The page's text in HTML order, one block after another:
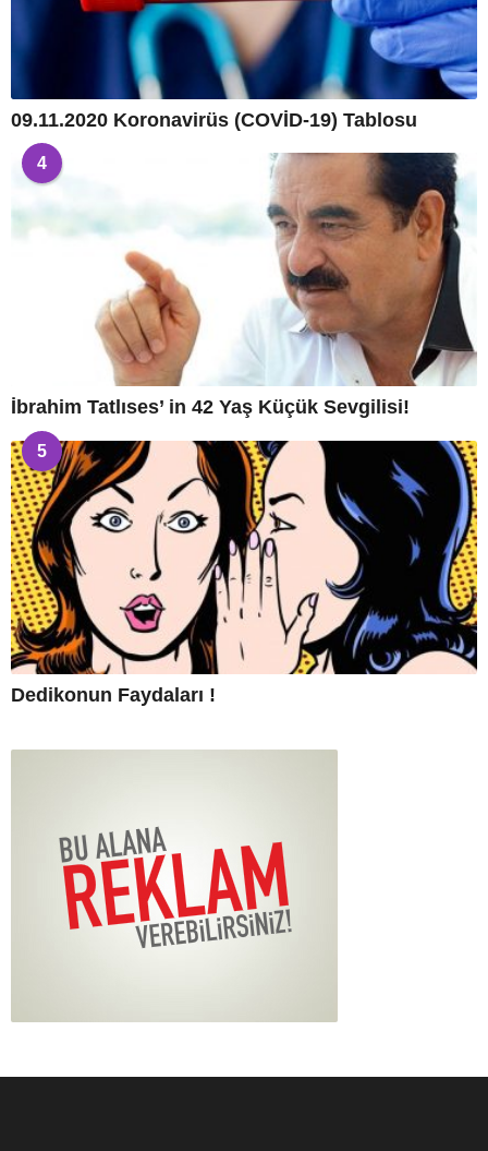
09.11.2020 Koronavirüs (COVİD-19) Tablosu
4
İbrahim Tatlıses’ in 42 Yaş Küçük Sevgilisi!
5
Dedikonun Faydaları !